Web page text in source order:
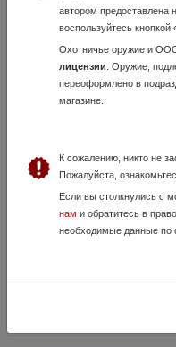
состояние хорошее. Оружие
МА-136-05 кал.
24 Июля, в 16:25
65 500 руб.
магазине "Люберецкий
автором
воспользуйтесь кнопкой
Охотничье оружие и
лицензии . Оружие,
переоформлено в
магазине.
К сожалению, никто не
Пожалуйста,
Если вы столкнулись с
нам и обратитесь в
необходимые данные по